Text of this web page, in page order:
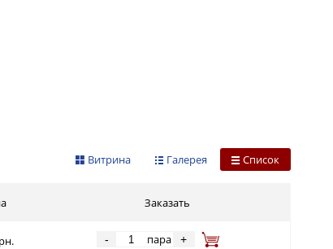
Список
Галерея
Витрина
Заказать
- пара +